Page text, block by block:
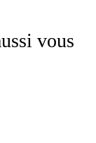
vous